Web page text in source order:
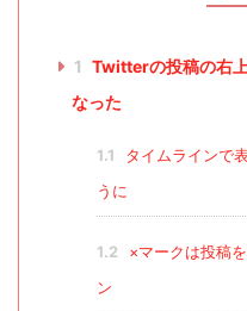
1 Twitterの投稿の右
なった
1.1
タイムラインで
うに
1.2
×マークは投稿
ン